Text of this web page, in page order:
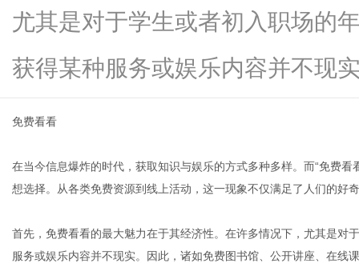
尤其是对于学生或者初入职场的
获得某种服务或娱乐内容并不现
免费看看
在当今信息爆炸的时代，获取知识与娱乐的方式多种多样。而“免费
想选择。从各类免费资源到线上活动，这一现象不仅满足了人们的好
首先，免费看看的最大魅力在于其经济性。在许多情况下，尤其是对
服务或娱乐内容并不现实。因此，诸如免费图书馆、公开讲座、在线